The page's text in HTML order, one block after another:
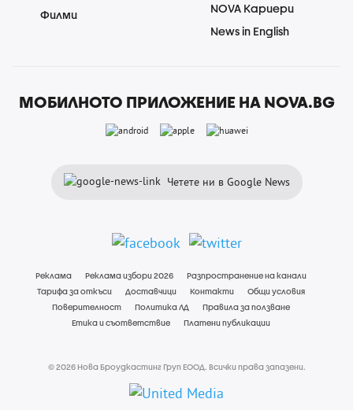
Филми
NOVA Кариери
News in English
МОБИЛНОТО ПРИЛОЖЕНИЕ НА NOVA.BG
Четете ни в Google News
Реклама Реклама избори 2026
Разпространение на канали
Тарифа за откъси
Доставчици Контакти
Общи условия
Поверителност
Политика ЛД
Правила за ползване
Етика и съответствие
Платени публикации
© 2026 Нова Броудкастинг Груп ЕООД. Всички права запазени.